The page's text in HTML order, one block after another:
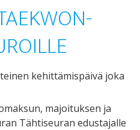
kehittämispäivä joka
majoituksen ja
Tähtiseuran edustajalle